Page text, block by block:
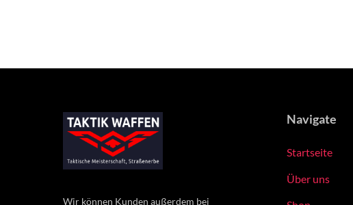
Wir können Kunden außerdem bei
Navigate
Startseite
Über uns